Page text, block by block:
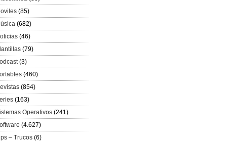
(85)
(682)
(46)
(79)
(3)
(460)
(854)
(163)
Operativos (241)
(4.627)
– Trucos (6)